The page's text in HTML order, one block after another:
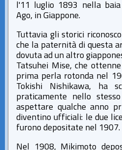
l'11 luglio 1893 nella
Ago, in Giappone.
Tuttavia gli storici
che la paternità di questa
dovuta ad un altro
Tatsuhei Mise, che
prima perla rotonda nel
Tokishi Nishikawa, ha
praticamente nello
aspettare qualche anno
diventino ufficiali: le due
furono depositate nel 1907.
Nel 1908, Mikimoto